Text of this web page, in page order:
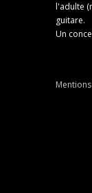
l'adulte
guitare.
Un